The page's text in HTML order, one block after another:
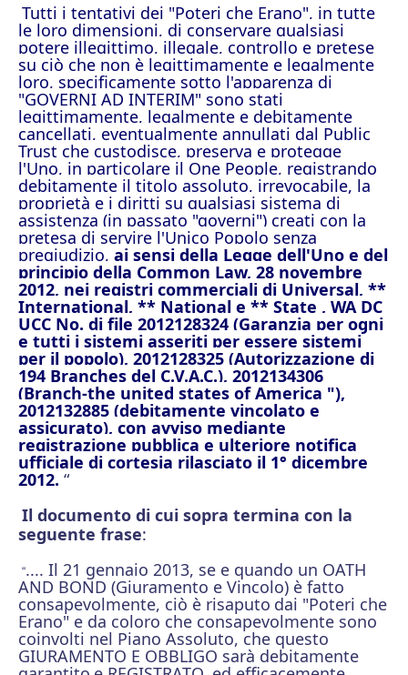
Tutti i tentativi dei "Poteri che Erano", in tutte
le loro dimensioni, di conservare qualsiasi
potere illegittimo, illegale, controllo e pretese
su ciò che non è legittimamente e legalmente
loro, specificamente sotto l'apparenza di
"GOVERNI AD INTERIM" sono stati
legittimamente, legalmente e debitamente
cancellati, eventualmente annullati dal Public
Trust che custodisce, preserva e protegge
l'Uno, in particolare il One People, registrando
debitamente il titolo assoluto, irrevocabile, la
proprietà e i diritti su qualsiasi sistema di
assistenza (in passato "governi") creati con la
pretesa di servire l'Unico Popolo senza
pregiudizio, ai sensi della Legge dell'Uno e del
principio della Common Law, 28 novembre
2012, nei registri commerciali di Universal, **
International, ** National e ** State , WA DC
UCC No. di file 2012128324 (Garanzia per ogni
e tutti i sistemi asseriti per essere sistemi
per il popolo), 2012128325 (Autorizzazione di
194 Branches del C.V.A.C.), 2012134306
(Branch-the united states of America "),
2012132885 (debitamente vincolato e
assicurato), con avviso mediante
registrazione pubblica e ulteriore notifica
ufficiale di cortesia rilasciato il 1° dicembre
2012. “
Il documento di cui sopra termina con la
seguente frase:
“.... Il 21 gennaio 2013, se e quando un OATH
AND BOND (Giuramento e Vincolo) è fatto
consapevolmente, ciò è risaputo dai "Poteri che
Erano" e da coloro che consapevolmente sono
coinvolti nel Piano Assoluto, che questo
GIURAMENTO E OBBLIGO sarà debitamente